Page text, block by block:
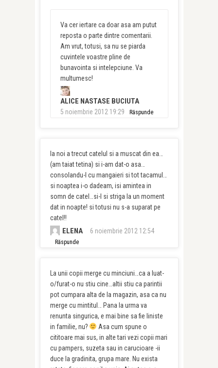
Va cer iertare ca doar asa am putut
reposta o parte dintre comentarii.
Am vrut, totusi, sa nu se piarda
cuvintele voastre pline de
bunavointa si intelepciune. Va
multumesc!
ALICE NASTASE BUCIUTA
5 noiembrie 2012 19:29 Răspunde
la noi a trecut catelul si a muscat din ea…
(am taiat tetina) si i-am dat-o asa…
consolandu-l cu mangaieri si tot tacamul…
si noaptea i-o dadeam, isi amintea in
somn de catel…si-l si striga la un moment
dat in noapte! si totusi nu s-a suparat pe
catel!!
ELENA 6 noiembrie 2012 12:54
Răspunde
La unii copii merge cu minciuni…ca a luat-
o/furat-o nu stiu cine…altii stiu ca parintii
pot cumpara alta de la magazin, asa ca nu
merge cu mintitul… Pana la urma va
renunta singurica, e mai bine sa fie liniste
in familie, nu?
Asa cum spune o
cititoare mai sus, in alte tari vezi copii mari
cu pampers, suzeta sau in carucioare -ii
duce la gradinita, grupa mare. Nu exista